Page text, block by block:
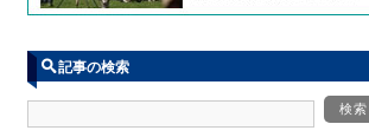
記事の検索